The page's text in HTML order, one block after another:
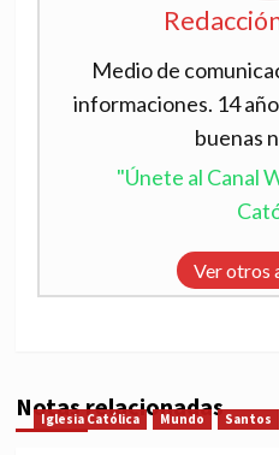
Medio de
informaciones. 14
buenas
"Únete al Canal
Ver otros
Notas relacionadas
Iglesia Católica Mundo Santos